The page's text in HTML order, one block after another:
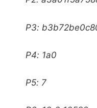
P3:
P4: 1a0
P5: 7